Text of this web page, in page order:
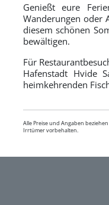
Genießt eure
Wanderungen oder
diesem schönen
bewältigen.
Für
Hafenstadt Hvide
heimkehrenden
Alle Preise und Angaben
Irrtümer vorbehalten.